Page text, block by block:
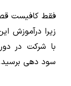
فقط کافیست
زیرا درآموزش
با شرکت در
سود دهی